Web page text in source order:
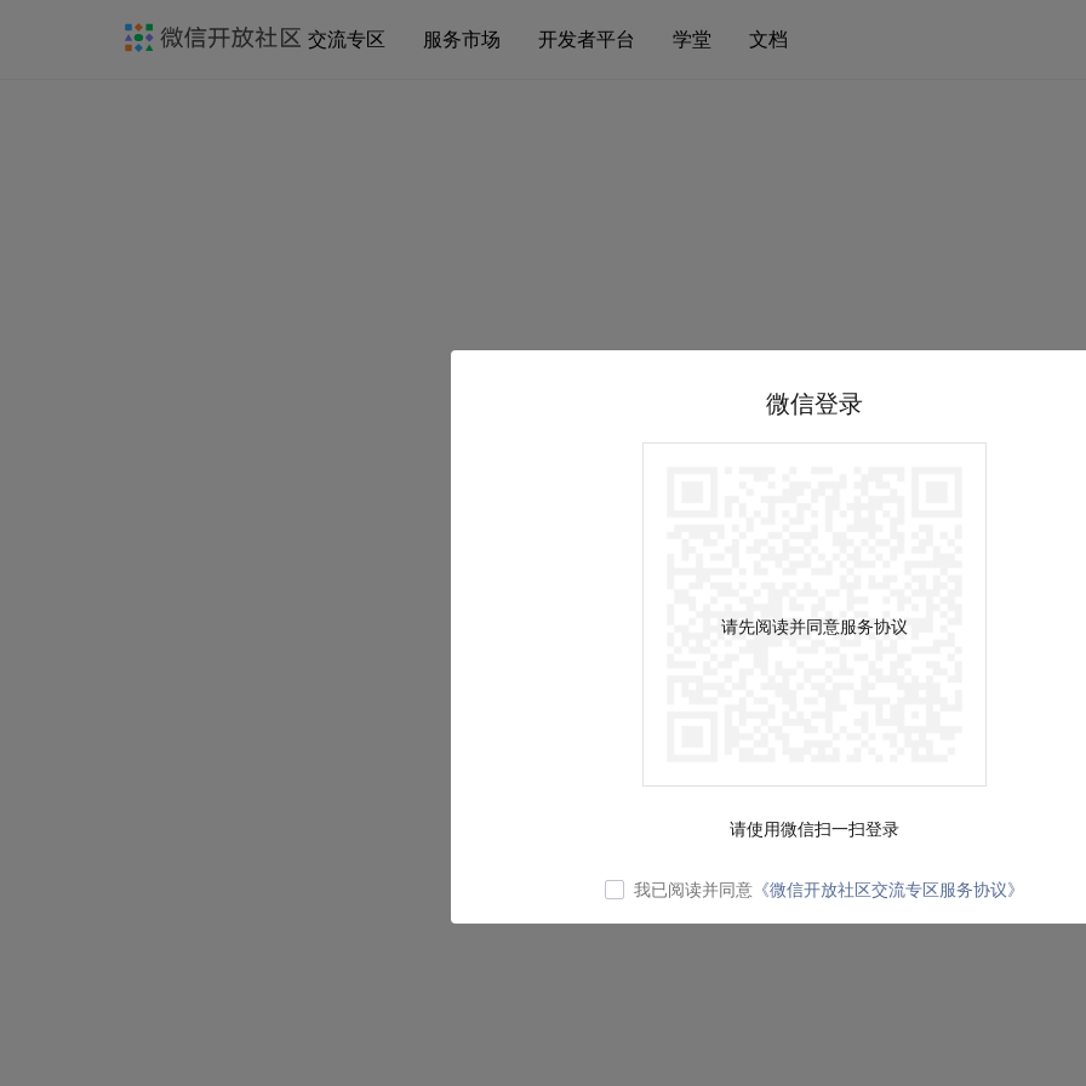
交流专区 服务市场 开发者平台 学堂 文档
微信登录
请先阅读并同意服务协议
请使用微信扫一扫登录
我已阅读并同意 《微信开放社区交流专区服务协议》